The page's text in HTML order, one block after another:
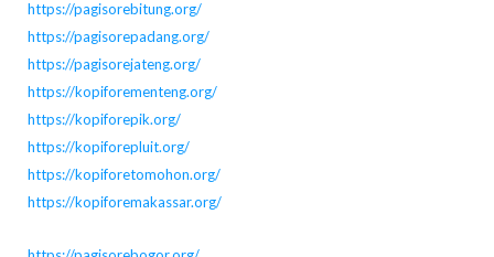
https://pagisorebitung.org/
https://pagisorepadang.org/
https://pagisorejateng.org/
https://kopiforementeng.org/
https://kopiforepik.org/
https://kopiforepluit.org/
https://kopiforetomohon.org/
https://kopiforemakassar.org/